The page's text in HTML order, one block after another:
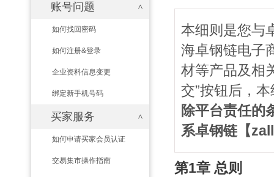
账号问题
如何找回密码
如何注册&登录
企业资料信息变更
绑定新手机号码
买家服务
如何申请买家会员认证
交易集市操作指南
本细则是您与
海卓钢链电子
材等产品及相
交”按钮后，
除平台责任的
系卓钢链【
第1章 总则